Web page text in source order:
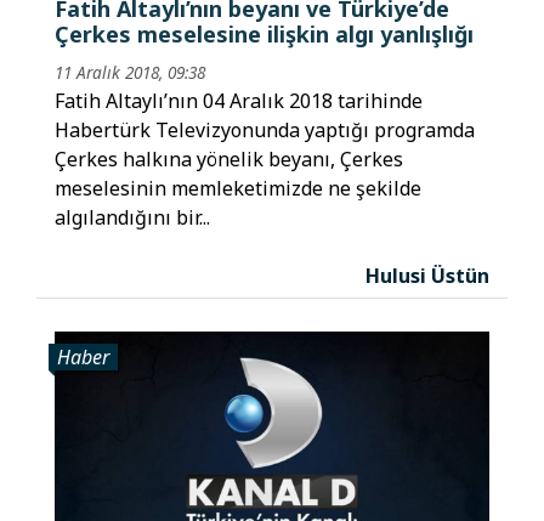
Fatih Altaylı’nın beyanı ve Türkiye’de
Çerkes meselesine ilişkin algı yanlışlığı
11 Aralık 2018, 09:38
Fatih Altaylı’nın 04 Aralık 2018 tarihinde
Habertürk Televizyonunda yaptığı programda
Çerkes halkına yönelik beyanı, Çerkes
meselesinin memleketimizde ne şekilde
algılandığını bir...
Hulusi Üstün
Haber